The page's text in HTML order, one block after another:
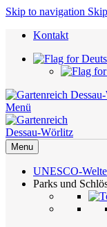
Skip to navigation
Kontakt
Menü
Menu
UNESCO-
Parks und